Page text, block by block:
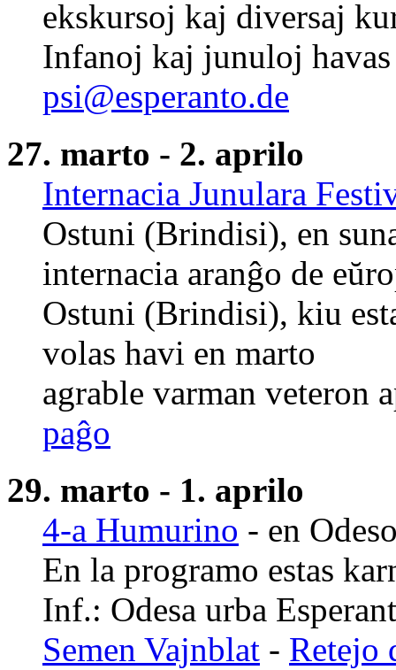
ekskursoj kaj diversaj
Infanoj kaj junuloj
psi@esperanto.de
27. marto - 2. aprilo
Internacia Junulara
Ostuni (Brindisi), en
internacia aranĝo de
Ostuni (Brindisi), kiu
volas havi en marto
agrable varman veteron
paĝo
29. marto - 1. aprilo
4-a Humurino - en
En la programo estas
Inf.: Odesa urba
Semen Vajnblat - Retejo